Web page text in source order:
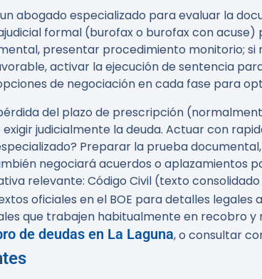
abogado especializado para evaluar la
formal (burofax o burofax con
presentar procedimiento monitorio;
activar la ejecución de sentencia
de negociación en cada fase para
del plazo de prescripción
judicialmente la deuda. Actuar con
Preparar la prueba
negociará acuerdos o aplazamientos
relevante: Código Civil (texto
oficiales en el BOE para detalles legales
que trabajen habitualmente en recobro
de deudas en La Laguna, o consultar